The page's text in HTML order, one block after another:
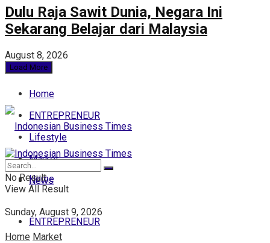
Dulu Raja Sawit Dunia, Negara Ini
Sekarang Belajar dari Malaysia
August 8, 2026
Load More
Home
ENTREPRENEUR
Lifestyle
Market
News
Sunday, August 9, 2026
Home
ENTREPRENEUR
No Result
View All Result
Home Market